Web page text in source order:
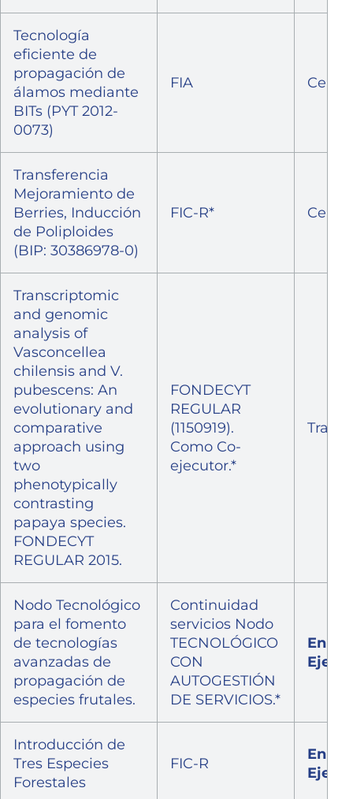
Tecnología
eficiente de
propagación de
álamos mediante
BITs (PYT 2012-
0073)
FIA
Transferencia
Mejoramiento de
Berries, Inducción
de Poliploides
(BIP: 30386978-0)
FIC-R*
Transcriptomic
and genomic
analysis of
Vasconcellea
chilensis and V.
pubescens: An
evolutionary and
comparative
approach using
two
phenotypically
contrasting
papaya species.
FONDECYT
REGULAR 2015.
FONDECYT
REGULAR
(1150919).
Como Co-
ejecutor.*
Nodo Tecnológico
para el fomento
de tecnologías
avanzadas de
propagación de
especies frutales.
Continuidad
servicios Nodo
TECNOLÓGICO
CON
AUTOGESTIÓN
DE SERVICIOS.*
En
Introducción de
Tres Especies
Forestales
FIC-R
En